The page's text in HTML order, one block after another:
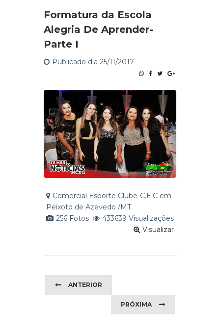
Formatura da Escola
Alegria De Aprender-
Parte I
Publicado dia 25/11/2017
Comercial Esporte Clube-C.E.C em
Peixoto de Azevedo /MT
433639 Visualizações
256 Fotos
Visualizar
ANTERIOR
PRÓXIMA